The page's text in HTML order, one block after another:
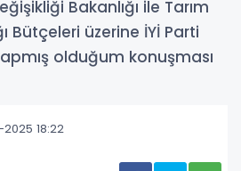
Bakanlığı ile Tarım
Bütçeleri üzerine İYİ Parti
olduğum konuşması
2025 18:22